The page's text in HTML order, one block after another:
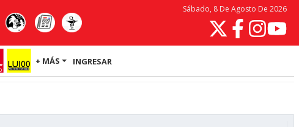
Sábado, 8 De Agosto De 2026
+ MÁS INGRESAR